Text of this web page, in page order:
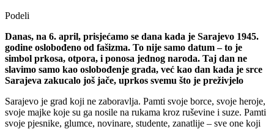
Podeli
Danas, na 6. april, prisjećamo se dana kada je Sarajevo 1945.
godine oslobođeno od fašizma. To nije samo datum – to je
simbol prkosa, otpora, i ponosa jednog naroda. Taj dan ne
slavimo samo kao oslobođenje grada, već kao dan kada je srce
Sarajeva zakucalo još jače, uprkos svemu što je preživjelo
Sarajevo je grad koji ne zaboravlja. Pamti svoje borce, svoje heroje,
svoje majke koje su ga nosile na rukama kroz ruševine i suze. Pamti
svoje pjesnike, glumce, novinare, studente, zanatlije – sve one koji